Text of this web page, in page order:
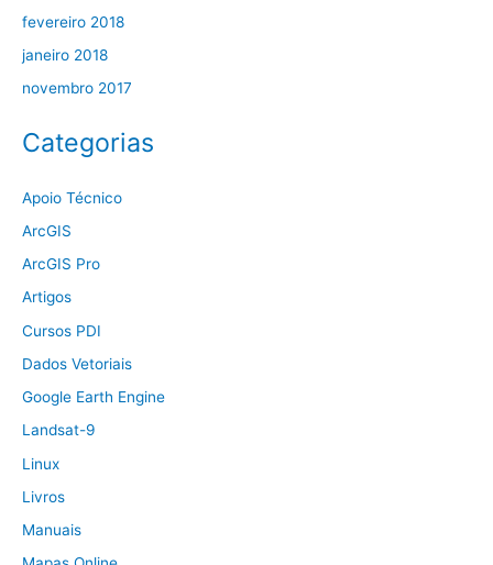
fevereiro 2018
janeiro 2018
novembro 2017
Categorias
Apoio Técnico
ArcGIS
ArcGIS Pro
Artigos
Cursos PDI
Dados Vetoriais
Google Earth Engine
Landsat-9
Linux
Livros
Manuais